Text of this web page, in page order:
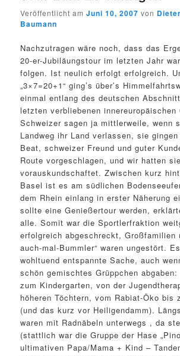
Veröffentlicht amJuni 10, 2007 von Dieter
Baumann
Nachzutragen wäre noch, dass das
20-er-Jubiläungstour im letzten Jahr
folgen. Ist neulich erfolgt erfolgreich.
„3×7=20+1“ ging’s über’s
einmal entlang des deutschen
letzten verbliebenen innereuropäischen
Schweizer sagen ja mittlerweile, wenn
Landweg ihr Land verlassen, sie gingen
Beat, schweizer Freund und guter
Route vorgeschlagen, und wir hatten
vorauskundschaftet. Zwischen kurz
Basel ist es am südlichen
dem Rhein einlang in erster Näherung
sollte eine Genießertour werden,
alle. Somit war die Sportlerfraktion
erfolgreich abgeschreckt, Großfamilien
auch-mal-Bummler“ waren ungestört.
wohltuend entspannte Sache, auch
schön gemischtes Grüppchen
zum Kindergarten, von der
höheren Töchtern, vom Rabiat-Öko bis
(und das kurz vor Heiligendamm).
waren mit Radnäbeln unterwegs , da
(stattlich war die Gruppe der Hase
ultimativen Papa/Mama + Kind –